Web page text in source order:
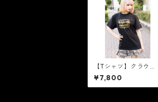
【Tシャツ】クラウン
ロゴ ［ゴールドラメ］
¥7,800